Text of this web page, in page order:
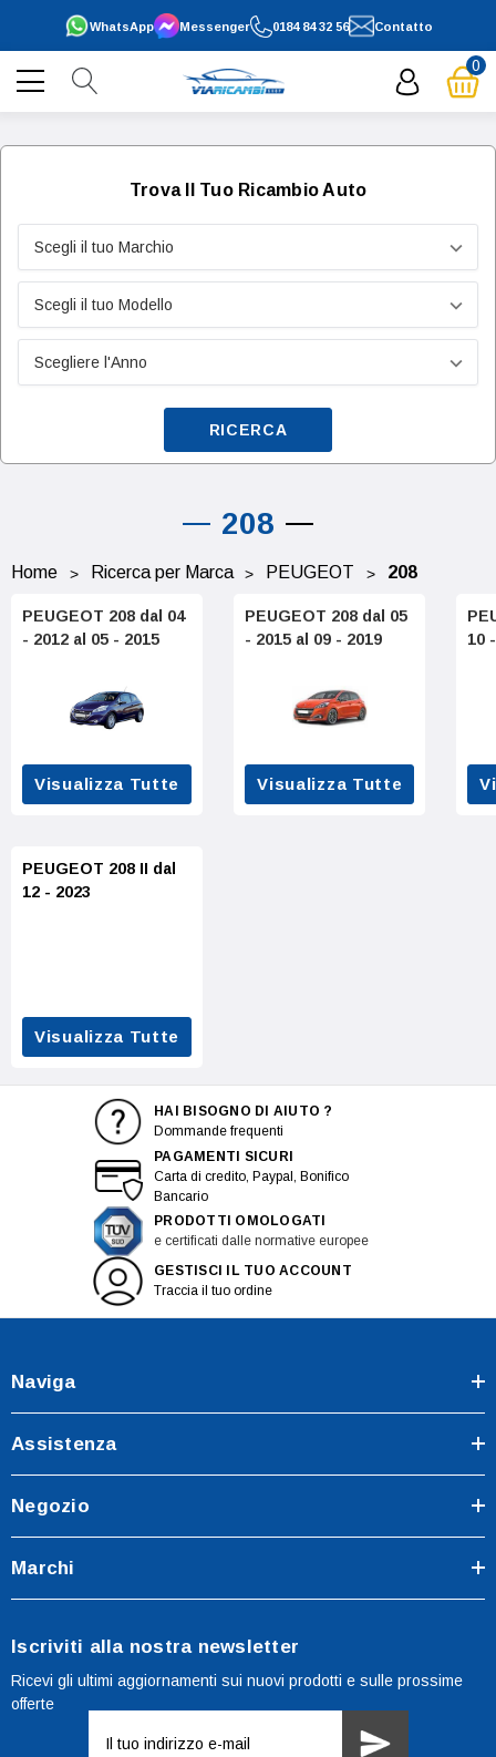
0184 84 32 56
WhatsApp Contatto
Messenger
0
Trova Il Tuo Ricambio Auto
RICERCA
208
Home Ricerca per Marca PEUGEOT 208
PEUGEOT 208 dal 04
- 2012 al 05 - 2015
Visualizza Tutte
PEUGEOT 208 dal 05
- 2015 al 09 - 2019
Visualizza Tutte
10
PEUGEOT 208 II dal
12 - 2023
Visualizza Tutte
HAI BISOGNO DI AIUTO ?
Dommande frequenti
PAGAMENTI SICURI
Carta di credito, Paypal, Bonifico
Bancario
PRODOTTI OMOLOGATI
e certificati dalle normative europee
GESTISCI IL TUO ACCOUNT
Traccia il tuo ordine
Naviga
Assistenza
Negozio
Marchi
Iscriviti alla nostra newsletter
Ricevi gli ultimi aggiornamenti sui nuovi prodotti e sulle prossime
offerte